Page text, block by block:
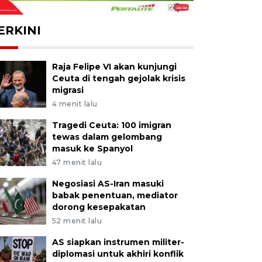
Raja Felipe VI akan kunjungi
Ceuta di tengah gejolak krisis
migrasi
4 menit lalu
Tragedi Ceuta: 100 imigran
tewas dalam gelombang
masuk ke Spanyol
47 menit lalu
Negosiasi AS-Iran masuki
babak penentuan, mediator
dorong kesepakatan
52 menit lalu
AS siapkan instrumen militer-
diplomasi untuk akhiri konflik